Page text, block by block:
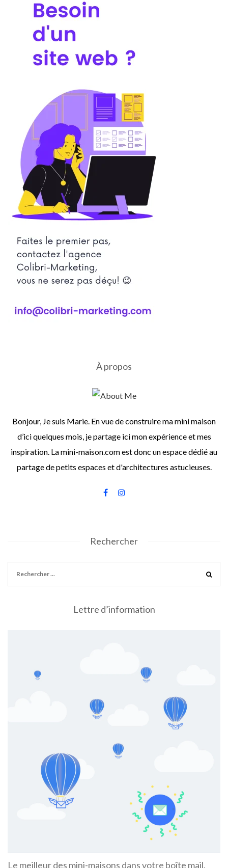
À propos
Bonjour, Je suis Marie. En vue de construire ma mini maison
d’ici quelques mois, je partage ici mon expérience et mes
inspiration. La mini-maison.com est donc un espace dédié au
partage de petits espaces et d'architectures astucieuses.
Rechercher
Lettre d’information
Le meilleur des mini-maisons dans votre boîte mail.